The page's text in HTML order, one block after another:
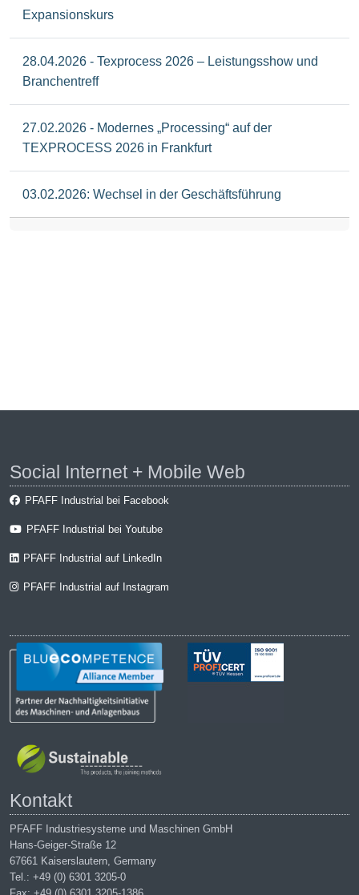
Expansionskurs
28.04.2026 - Texprocess 2026 – Leistungsshow und
Branchentreff
27.02.2026 - Modernes „Processing“ auf der
TEXPROCESS 2026 in Frankfurt
03.02.2026: Wechsel in der Geschäftsführung
Social Internet + Mobile Web
PFAFF Industrial bei Facebook
PFAFF Industrial bei Youtube
PFAFF Industrial auf LinkedIn
PFAFF Industrial auf Instagram
Kontakt
PFAFF Industriesysteme und Maschinen GmbH
Hans-Geiger-Straße 12
67661 Kaiserslautern, Germany
Tel.: +49 (0) 6301 3205-0